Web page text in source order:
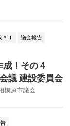
ＡＩ 議会報告
成！その４
議 建設委員会
模原市議会